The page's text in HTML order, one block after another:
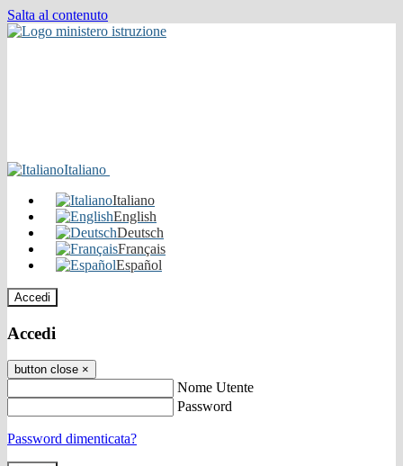
Salta al contenuto
Italiano
Italiano
English
Deutsch
Français
Español
Accedi
Accedi
button close ×
Nome Utente
Password
Password dimenticata?